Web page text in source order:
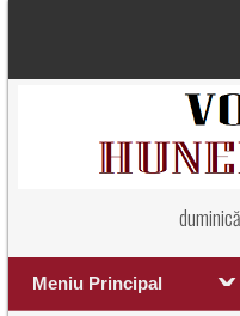
Meniu Principal